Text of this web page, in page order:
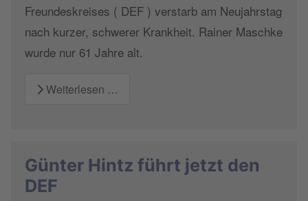
Freundeskreises ( DEF ) verstarb am Neujahrstag
nach kurzer, schwerer Krankheit. Rainer Maschke
wurde nur 61 Jahre alt.
Weiterlesen …
Günter Hintz führt jetzt den
DEF